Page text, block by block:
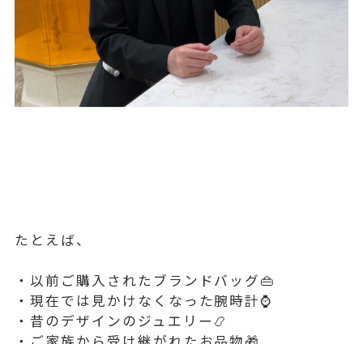
たとえば、
・以前ご購入されたブランドバッグ👜
・現在では見かけなくなった腕時計⌚
・昔のデザインのジュエリー📿